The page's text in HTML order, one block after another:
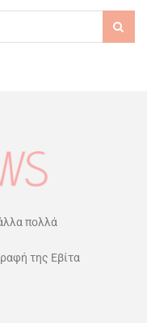
πολλά
της Εβίτα